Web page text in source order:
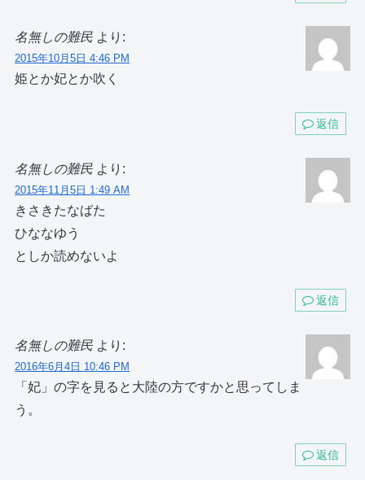
名無しの難民 より:
2015年10月5日 4:46 PM
姫とか妃とか吹く
返信
名無しの難民 より:
2015年11月5日 1:49 AM
きさきたなばた
ひななゆう
としか読めないよ
返信
名無しの難民 より:
2016年6月4日 10:46 PM
「妃」の字を見ると大陸の方ですかと思ってしま
う。
返信